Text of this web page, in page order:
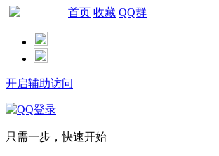
首页 收藏 QQ群
开启辅助访问
只需一步，快速开始